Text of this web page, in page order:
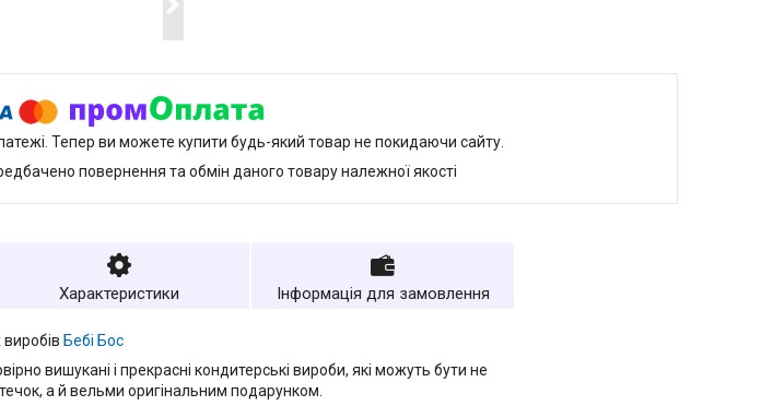
Тепер ви можете купити будь-який товар не покидаючи сайту.
повернення та обмін даного товару належної якості
Характеристики Інформація для замовлення
Бебі Бос
вишукані і прекрасні кондитерські вироби, які можуть бути не
а й вельми оригінальним подарунком.